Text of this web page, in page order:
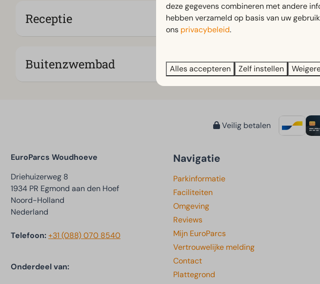
Receptie
Buitenzwembad
Restaurant
Wasserette
Veilig betalen
EuroParcs Woudhoeve
Driehuizerweg 8
1934 PR Egmond aan den Hoef
Noord-Holland
Nederland
Telefoon:+31 (088) 070 8540
Onderdeel van:
Navigatie
Parkinformatie
Faciliteiten
Omgeving
Reviews
Mijn EuroParcs
Vertrouwelijke melding
Contact
Plattegrond
deze gegevens combineren met andere
hebben verzameld op basis van uw
ons privacybeleid.
Alles accepteren Zelf instellen